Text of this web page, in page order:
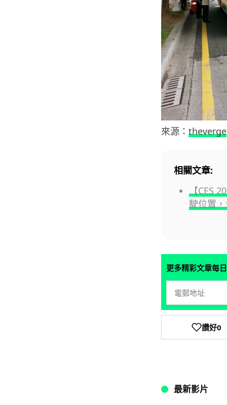
來源： theverge
相關文章:
【CES
駛位置
更多精彩文章每
讚好0
最新影片